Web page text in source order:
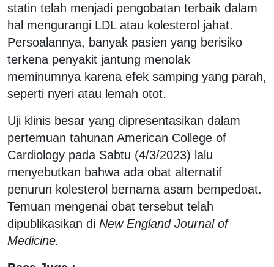
statin telah menjadi pengobatan terbaik dalam
hal mengurangi LDL atau kolesterol jahat.
Persoalannya, banyak pasien yang berisiko
terkena penyakit jantung menolak
meminumnya karena efek samping yang parah,
seperti nyeri atau lemah otot.
Uji klinis besar yang dipresentasikan dalam
pertemuan tahunan American College of
Cardiology pada Sabtu (4/3/2023) lalu
menyebutkan bahwa ada obat alternatif
penurun kolesterol bernama asam bempedoat.
Temuan mengenai obat tersebut telah
dipublikasikan di New England Journal of
Medicine.